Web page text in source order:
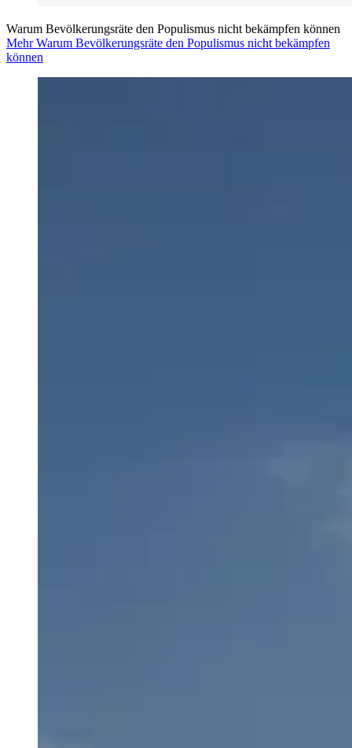
Warum Bevölkerungsräte den Populismus nicht bekämpfen können
Mehr Warum Bevölkerungsräte den Populismus nicht bekämpfen
können